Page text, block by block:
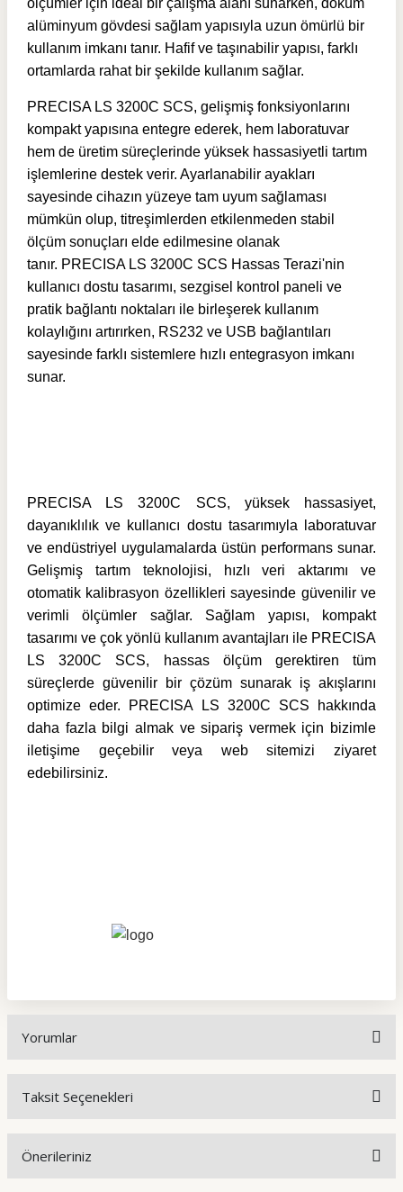
ölçümler için ideal bir çalışma alanı sunarken, döküm
alüminyum gövdesi sağlam yapısıyla uzun ömürlü bir
kullanım imkanı tanır. Hafif ve taşınabilir yapısı, farklı
ortamlarda rahat bir şekilde kullanım sağlar.
PRECISA LS 3200C SCS, gelişmiş fonksiyonlarını
kompakt yapısına entegre ederek, hem laboratuvar
hem de üretim süreçlerinde yüksek hassasiyetli tartım
işlemlerine destek verir. Ayarlanabilir ayakları
sayesinde cihazın yüzeye tam uyum sağlaması
mümkün olup, titreşimlerden etkilenmeden stabil
ölçüm sonuçları elde edilmesine olanak
tanır. PRECISA LS 3200C SCS Hassas Terazi'nin
kullanıcı dostu tasarımı, sezgisel kontrol paneli ve
pratik bağlantı noktaları ile birleşerek kullanım
kolaylığını artırırken, RS232 ve USB bağlantıları
sayesinde farklı sistemlere hızlı entegrasyon imkanı
sunar.
PRECISA LS 3200C SCS, yüksek hassasiyet,
dayanıklılık ve kullanıcı dostu tasarımıyla laboratuvar
ve endüstriyel uygulamalarda üstün performans sunar.
Gelişmiş tartım teknolojisi, hızlı veri aktarımı ve
otomatik kalibrasyon özellikleri sayesinde güvenilir ve
verimli ölçümler sağlar. Sağlam yapısı, kompakt
tasarımı ve çok yönlü kullanım avantajları ile PRECISA
LS 3200C SCS, hassas ölçüm gerektiren tüm
süreçlerde güvenilir bir çözüm sunarak iş akışlarını
optimize eder. PRECISA LS 3200C SCS hakkında
daha fazla bilgi almak ve sipariş vermek için bizimle
iletişime geçebilir veya web sitemizi ziyaret
edebilirsiniz.
Yorumlar
Taksit Seçenekleri
Önerileriniz